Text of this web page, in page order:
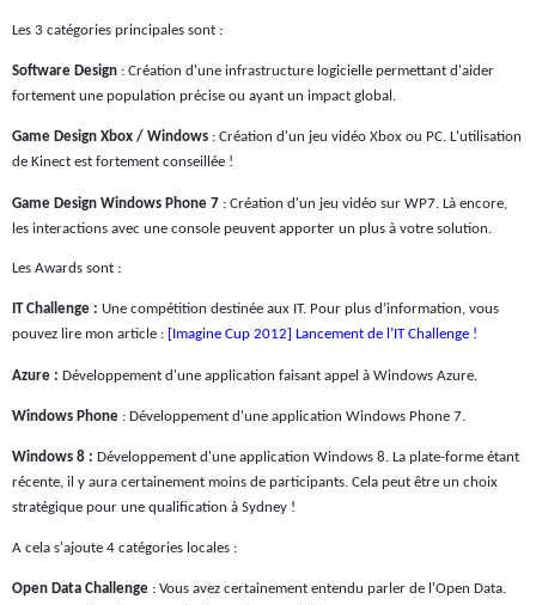
Les 3 catégories principales sont :
Software Design : Création d'une infrastructure logicielle permettant d'aider
fortement une population précise ou ayant un impact global.
Game Design Xbox / Windows : Création d'un jeu vidéo Xbox ou PC. L'utilisation
de Kinect est fortement conseillée !
Game Design Windows Phone 7 : Création d'un jeu vidéo sur WP7. Là encore,
les interactions avec une console peuvent apporter un plus à votre solution.
Les Awards sont :
IT Challenge : Une compétition destinée aux IT. Pour plus d’information, vous
pouvez lire mon article :
[Imagine Cup 2012] Lancement de l’IT Challenge !
Azure : Développement d'une application faisant appel à Windows Azure.
Windows Phone : Développement d'une application Windows Phone 7.
Windows 8 : Développement d'une application Windows 8. La plate-forme étant
récente, il y aura certainement moins de participants. Cela peut être un choix
stratégique pour une qualification à Sydney !
A cela s'ajoute 4 catégories locales :
Open Data Challenge : Vous avez certainement entendu parler de l'Open Data.